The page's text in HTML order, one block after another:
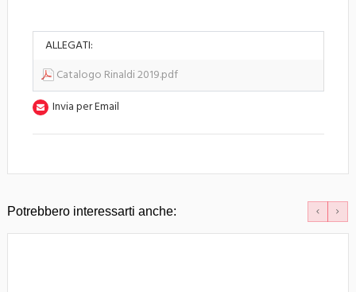
ALLEGATI:
Catalogo Rinaldi 2019.pdf
Invia per Email
Potrebbero interessarti anche: